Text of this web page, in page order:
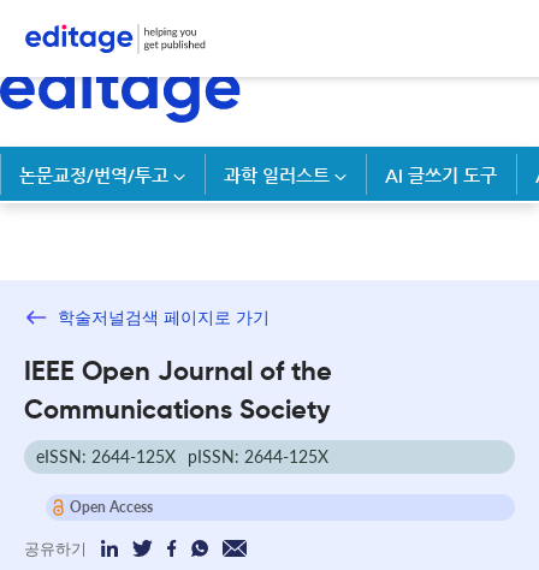
논문교정/번역/투고 과학 일러스트 AI 글쓰기 도구
학술저널검색 페이지로 가기
IEEE Open Journal of the
Communications Society
eISSN: 2644-125X pISSN: 2644-125X
Open Access
공유하기